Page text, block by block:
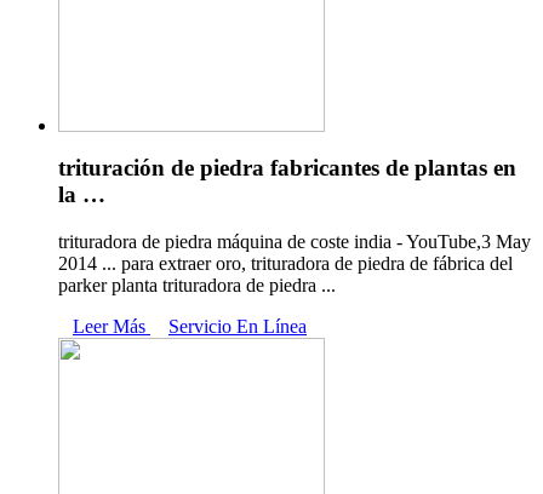
trituración de piedra fabricantes de plantas en
la …
trituradora de piedra máquina de coste india - YouTube,3 May
2014 ... para extraer oro, trituradora de piedra de fábrica del
parker planta trituradora de piedra ...
Leer Más
Servicio En Línea